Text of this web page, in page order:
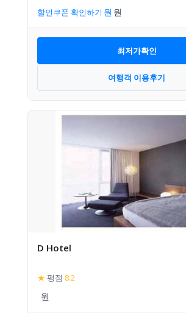
할인쿠폰 확인하기
최저가확인
여행객 이용후기
D Hotel
★ 평점 8.2